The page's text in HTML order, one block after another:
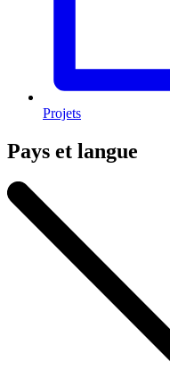
Projets
Pays et langue